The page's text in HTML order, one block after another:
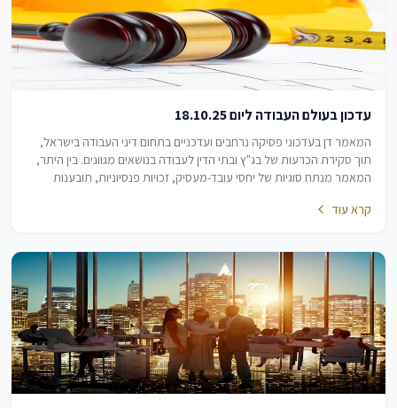
עדכון בעולם העבודה ליום 18.10.25
המאמר דן בעדכוני פסיקה נרחבים ועדכניים בתחום דיני העבודה בישראל,
תוך סקירת הכרעות של בג"ץ ובתי הדין לעבודה בנושאים מגוונים. בין היתר,
המאמר מנתח סוגיות של יחסי עובד-מעסיק, זכויות פנסיוניות, תובענות
קרא עוד